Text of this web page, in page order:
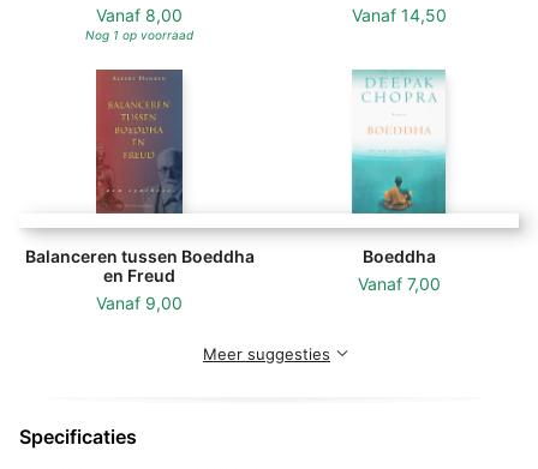
Vanaf 8,00
Nog 1 op voorraad
Vanaf 14,50
Balanceren tussen Boeddha
en Freud
Vanaf 9,00
Boeddha
Vanaf 7,00
Meer suggesties
Specificaties